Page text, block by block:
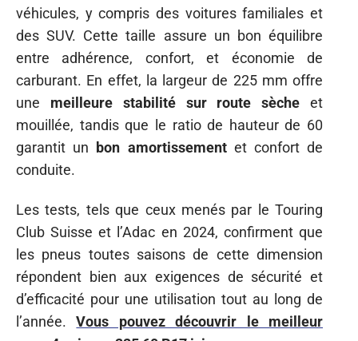
véhicules, y compris des voitures familiales et
des SUV. Cette taille assure un bon équilibre
entre adhérence, confort, et économie de
carburant. En effet, la largeur de 225 mm offre
une meilleure stabilité sur route sèche et
mouillée, tandis que le ratio de hauteur de 60
garantit un bon amortissementet confort de
conduite.
Les tests, tels que ceux menés par le Touring
Club Suisse et l’Adac en 2024, confirment que
les pneus toutes saisons de cette dimension
répondent bien aux exigences de sécurité et
d’efficacité pour une utilisation tout au long de
l’année.Vous pouvez découvrir le meilleur